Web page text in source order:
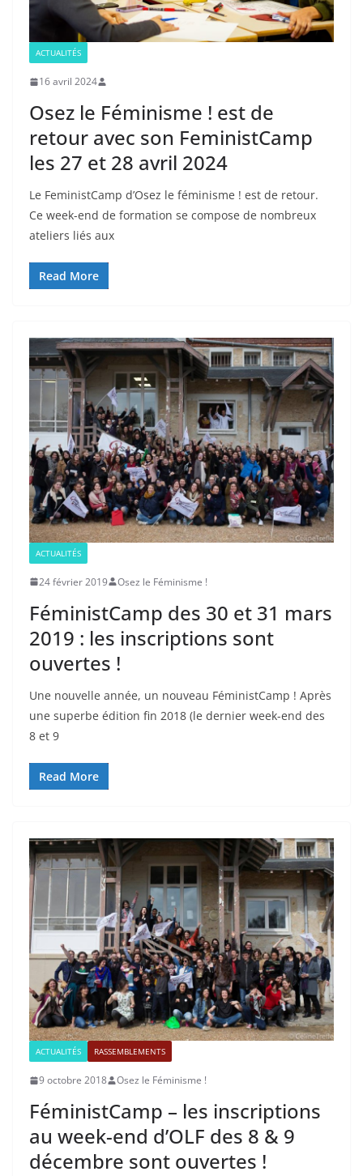
ACTUALITÉS
16 avril 2024
Osez le Féminisme ! est de
retour avec son FeministCamp
les 27 et 28 avril 2024
Le FeministCamp d’Osez le féminisme ! est de retour.
Ce week-end de formation se compose de nombreux
ateliers liés aux
Read More
ACTUALITÉS
24 février 2019 Osez le Féminisme !
FéministCamp des 30 et 31 mars
2019 : les inscriptions sont
ouvertes !
Une nouvelle année, un nouveau FéministCamp ! Après
une superbe édition fin 2018 (le dernier week-end des
8 et 9
Read More
ACTUALITÉS RASSEMBLEMENTS
9 octobre 2018 Osez le Féminisme !
FéministCamp – les inscriptions
au week-end d’OLF des 8 & 9
décembre sont ouvertes !